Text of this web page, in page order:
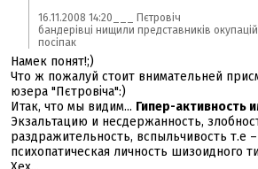
16.11.2008 14:20___ Пєтровіч
бандерівці нищили представників
посіпак
Намек понят!;)
Что ж пожалуй стоит внимательней
юзера "Пєтровіча":)
Итак, что мы видим... Гипер-активность
Экзальтацию и несдержанность,
раздражительность, вспыльчивость т.е
психопатическая личность шизоидного